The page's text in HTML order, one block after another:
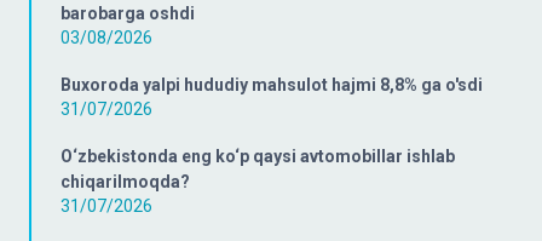
barobarga oshdi
03/08/2026
Buxoroda yalpi hududiy mahsulot hajmi 8,8% ga o'sdi
31/07/2026
O‘zbekistonda eng ko‘p qaysi avtomobillar ishlab
chiqarilmoqda?
31/07/2026